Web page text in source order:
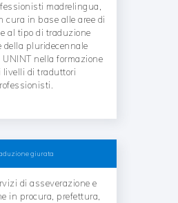
madrelingua,
cura in base alle aree di
al tipo di traduzione
della pluridecennale
nella formazione
livelli di traduttori
giurata
di asseverazione e
in procura, prefettura,